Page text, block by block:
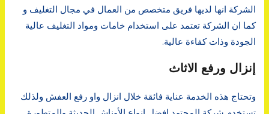
الشركة انها لديها فريق متخصص من العمال في مجال التغليف و
كما ان الشركة تعتمد على استخدام خامات ومواد التغليف عالية
الجودة وذات كفاءة عالية.
إنزال ورفع الاثاث
وتحتاج هذه الخدمة عناية فائقة خلال انزال واو رفع العفش ولذلك